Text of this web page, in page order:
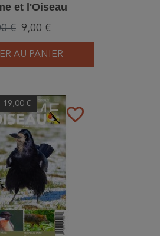
et l'Oiseau
€ 9,00 €
AU PANIER
favorite_border
-19,00 €